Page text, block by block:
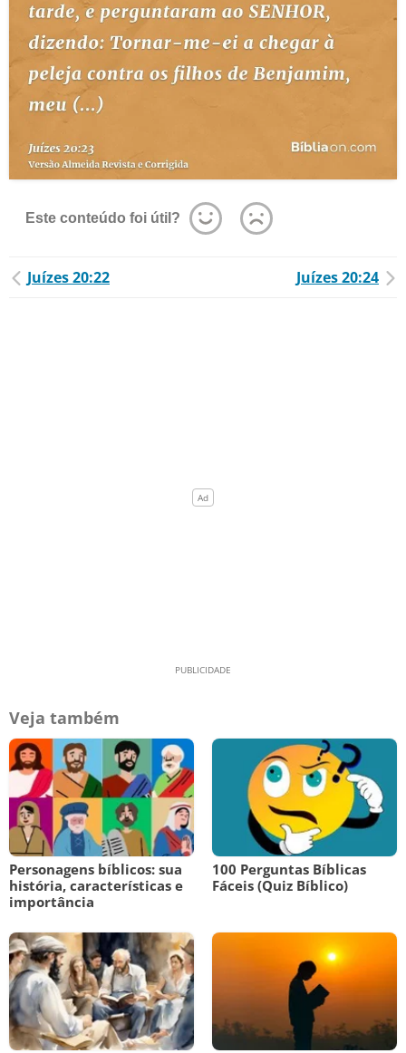
Este conteúdo foi útil?
Juízes 20:22 Juízes 20:24
Veja também
Personagens bíblicos: sua
história, características e
importância
100 Perguntas Bíblicas
Fáceis (Quiz Bíblico)